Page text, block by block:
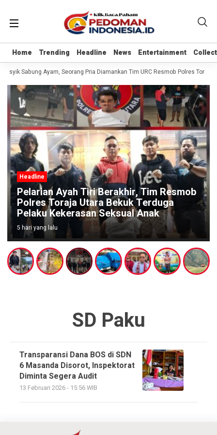
Home Trending Headline News Entertainment
Home Trending Headline News Entertainment
Asyik Sabung Ayam, Seorang Pria Diamankan Tim URC Resmob Polres Toraja
Headline
Pelarian Ayah Tiri Berakhir, Tim Resmob
Polres Toraja Utara Bekuk Terduga
Pelaku Kekerasan Seksual Anak
5 hari yang lalu
SD Paku
Transparansi Dana BOS di SDN
6 Masanda Disorot, Inspektorat
Diminta Segera Audit
13 Februari 2026 - 15:56 WIB